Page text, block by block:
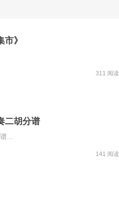
》
311 阅读
二胡分谱
...
141 阅读